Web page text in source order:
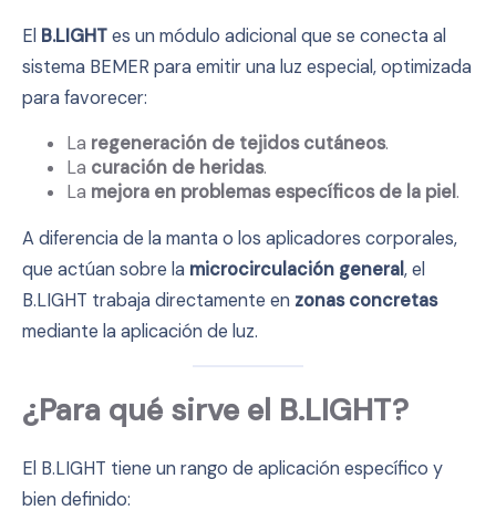
El B.LIGHTes un módulo adicional que se conecta al
sistema BEMER para emitir una luz especial, optimizada
para favorecer:
La regeneración de tejidos cutáneos.
La curación de heridas.
La mejora en problemas específicos de la piel.
A diferencia de la manta o los aplicadores corporales,
que actúan sobre la microcirculación general, el
B.LIGHT trabaja directamente en zonas concretas
mediante la aplicación de luz.
¿Para qué sirve el B.LIGHT?
El B.LIGHT tiene un rango de aplicación específico y
bien definido: